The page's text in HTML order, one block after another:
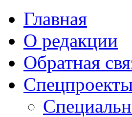
Главная
О редакции
Обратная